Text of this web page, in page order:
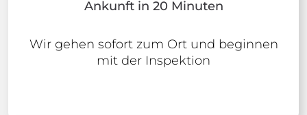
Ankunft in 20 Minuten
Wir gehen sofort zum Ort und beginnen
mit der Inspektion